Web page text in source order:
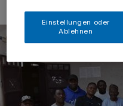
Einstellungen oder
Ablehnen